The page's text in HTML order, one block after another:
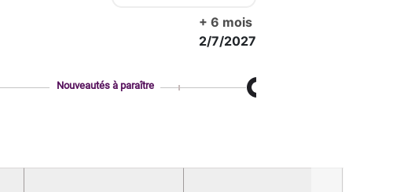
+ 6 mois
2/7/2027
Nouveautés à paraître